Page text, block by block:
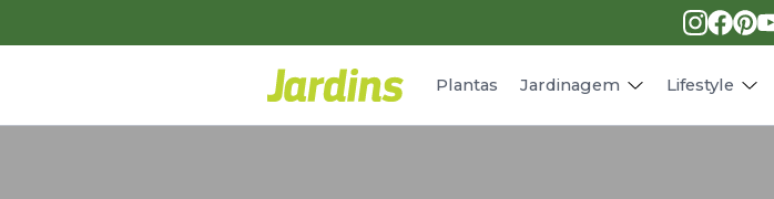
Plantas Jardinagem Lifestyle
Receitas